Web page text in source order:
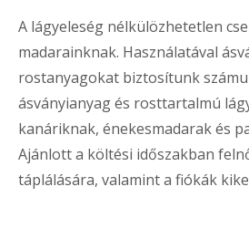
A lágyeleség nélkülözhetetlen
madarainknak. Használatával
rostanyagokat biztosítunk
ásványianyag és rosttartalmú
kanáriknak, énekesmadarak és
Ajánlott a költési időszakban
táplálására, valamint a fiókák